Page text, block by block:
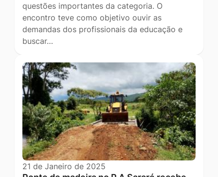
questões importantes da categoria. O
encontro teve como objetivo ouvir as
demandas dos profissionais da educação e
buscar…
21 de Janeiro de 2025